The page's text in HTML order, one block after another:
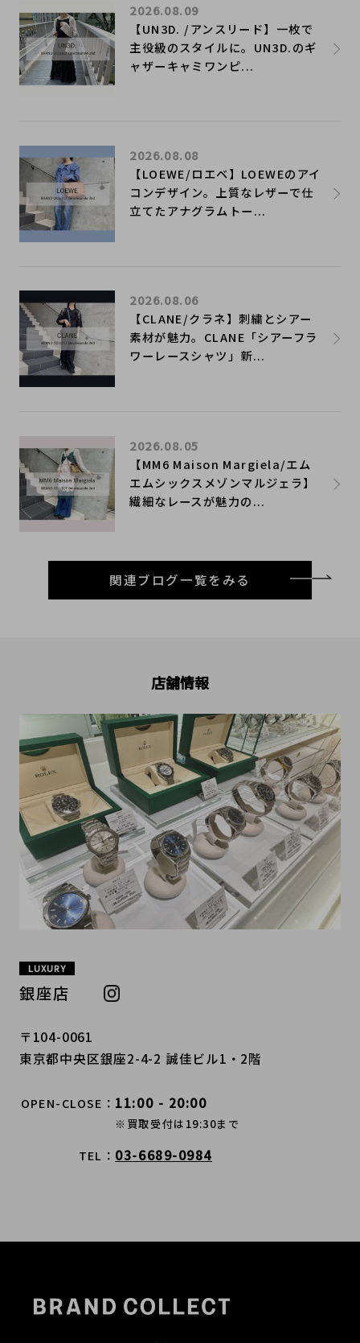
【UN3D. /アンスリード】一枚で
主役級のスタイルに。UN3D.のギ
ャザーキャミワンピ...
2026.08.09
【LOEWE/ロエベ】LOEWEのアイ
コンデザイン。上質なレザーで仕
立てたアナグラムトー...
2026.08.08
【CLANE/クラネ】刺繍とシアー
素材が魅力。CLANE「シアーフラ
ワーレースシャツ」新...
2026.08.06
【MM6 Maison Margiela/エム
エムシックスメゾンマルジェラ】
繊細なレースが魅力の...
2026.08.05
関連ブログ一覧をみる
店舗情報
LUXURY
銀座店
〒104-0061
東京都中央区銀座2-4-2 誠佳ビル1・2階
OPEN-CLOSE 11:00 - 20:00
※買取受付は19:30まで
TEL 03-6689-0984